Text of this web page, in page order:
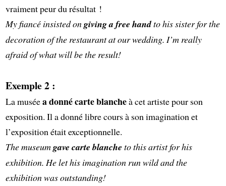
vraiment peur du résultat !
My fiancé insisted ongiving a free handto his sister for the
decoration of the restaurant at our wedding. I’m really
afraid of what will be the result!
Exemple 2 :
La muséea donné carte blancheà cet artiste pour son
exposition. Il a donné libre cours à son imagination et
l’exposition était exceptionnelle.
The museumgave carte blanche to this artist for his
exhibition. He let his imagination run wild and the
exhibition was outstanding!